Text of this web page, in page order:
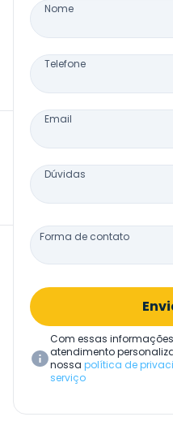
Nome
Telefone
Email
Dúvidas
Forma de contato
Com essas
atendimento
nossa política de
serviço